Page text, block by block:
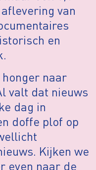
van
en
naar
valt dat nieuws
dag in
doffe plof op
Kijken we
even naar de